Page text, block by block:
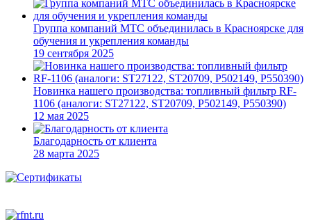
Группа компаний МТС объединилась в Красноярске для
обучения и укрепления команды
19 сентября 2025
Новинка нашего производства: топливный фильтр RF-
1106 (аналоги: ST27122, ST20709, P502149, P550390)
12 мая 2025
Благодарность от клиента
28 марта 2025